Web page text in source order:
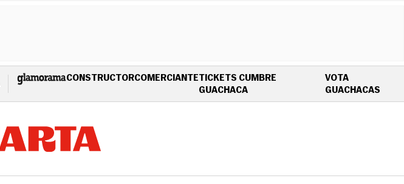
CONSTRUCTORCOMERCIANTETICKETS CUMBRE
GUACHACAOPENS IN NEW WINDOW
VOTA
GUACHACAS